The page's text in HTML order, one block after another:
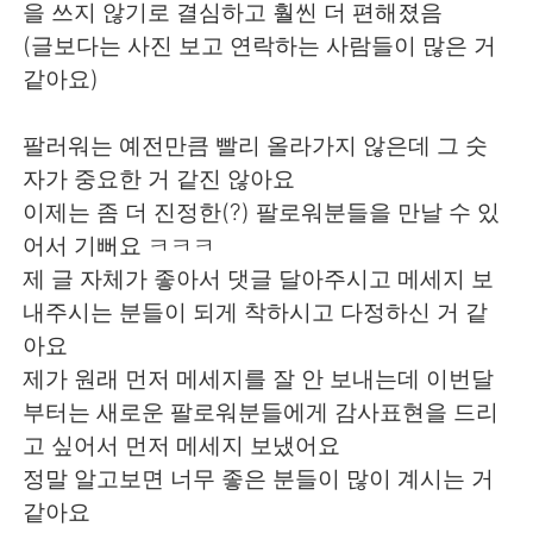
日本語 한국어
Русский
Türkçe Tiếng Việt
Português
을 쓰지 않기로 결심하고 훨씬 더 편해졌음
(글보다는 사진 보고 연락하는 사람들이 많은 거
같아요)
팔러워는 예전만큼 빨리 올라가지 않은데 그 숫
자가 중요한 거 같진 않아요
이제는 좀 더 진정한(?) 팔로워분들을 만날 수 있
어서 기뻐요 ㅋㅋㅋ
제 글 자체가 좋아서 댓글 달아주시고 메세지 보
내주시는 분들이 되게 착하시고 다정하신 거 같
아요
제가 원래 먼저 메세지를 잘 안 보내는데 이번달
부터는 새로운 팔로워분들에게 감사표현을 드리
고 싶어서 먼저 메세지 보냈어요
정말 알고보면 너무 좋은 분들이 많이 계시는 거
같아요